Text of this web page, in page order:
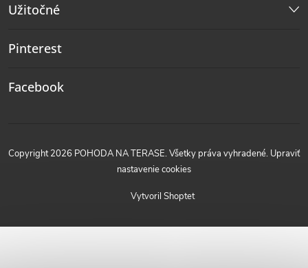
Užitočné
Pinterest
Facebook
Vytvoril Shoptet
Copyright 2026 POHODA NA TERASE. Všetky práva vyhradené. Upraviť
nastavenie cookies